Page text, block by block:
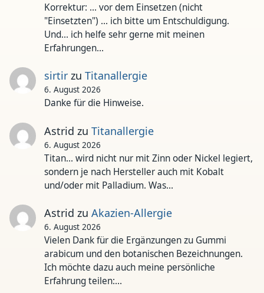
Korrektur: ... vor dem Einsetzen (nicht
"Einsetzten") ... ich bitte um Entschuldigung.
Und... ich helfe sehr gerne mit meinen
Erfahrungen…
sirtirzu Titanallergie
6. August 2026
Danke für die Hinweise.
Astrid zu Titanallergie
6. August 2026
Titan... wird nicht nur mit Zinn oder Nickel legiert,
sondern je nach Hersteller auch mit Kobalt
und/oder mit Palladium. Was…
Astrid zu Akazien-Allergie
6. August 2026
Vielen Dank für die Ergänzungen zu Gummi
arabicum und den botanischen Bezeichnungen.
Ich möchte dazu auch meine persönliche
Erfahrung teilen:…